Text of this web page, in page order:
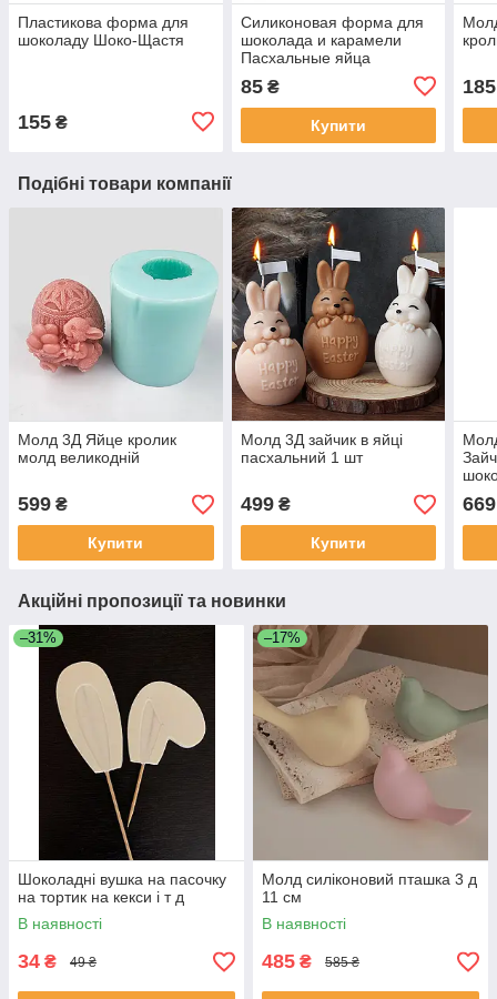
Пластикова форма для
шоколаду Шоко-Щастя
155 ₴
Силиконовая форма для
шоколада и карамели
Пасхальные яйца
85₴
Купити
185
Подібні товари компанії
Молд 3Д Яйце кролик
молд великодній
599 ₴
Купити
Молд 3Д зайчик в яйці
пасхальний 1 шт
499₴
Купити
669
Акційні пропозиції та новинки
–31%
Шоколадні вушка на пасочку
на тортик на кекси і т д
В наявності
34 ₴ 49 ₴
–17%
Молд силіконовий пташка 3 д
11 см
В наявності
485 ₴ 585 ₴